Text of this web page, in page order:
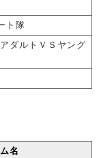
ト隊
ダルトＶＳヤング
名